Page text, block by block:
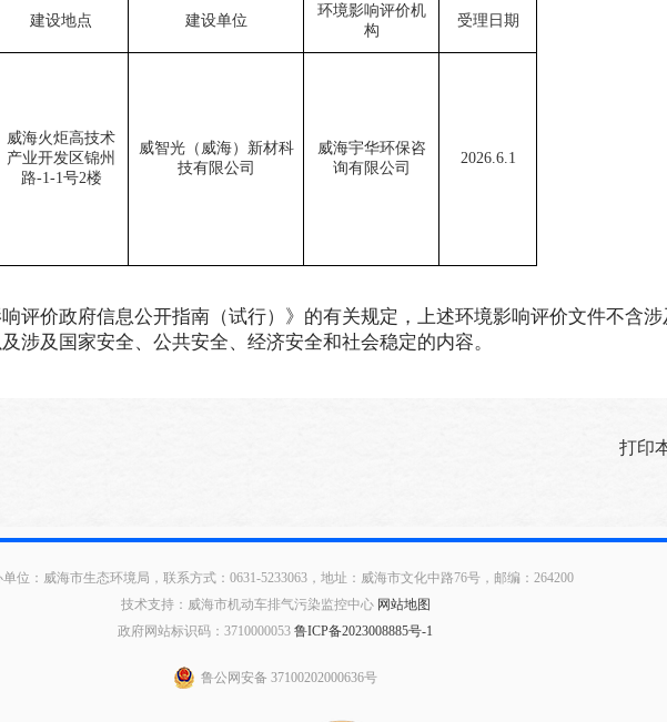
建设地点 建设单位
环境影响评价机
构
受理日期
威海火炬高技术
产业开发区锦州
路-1-1号2楼
威智光（威海）新材科
技有限公司
威海宇华环保咨
询有限公司
2026.6.1
评价政府信息公开指南（试行）》的有关规定，上述环境影响评价文件不含
涉及国家安全、公共安全、经济安全和社会稳定的内容。
打印
单位：威海市生态环境局，联系方式：0631-5233063，地址：威海市文化中路76号，邮编：264200
技术支持：威海市机动车排气污染监控中心 网站地图
政府网站标识码：3710000053 鲁ICP备2023008885号-1
鲁公网安备 37100202000636号